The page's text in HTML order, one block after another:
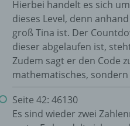
Hierbei handelt es sich
dieses Level, denn
groß Tina ist. Der
dieser abgelaufen ist,
Zudem sagt er den Code
mathematisches,
Seite 42: 46130
Es sind wieder zwei